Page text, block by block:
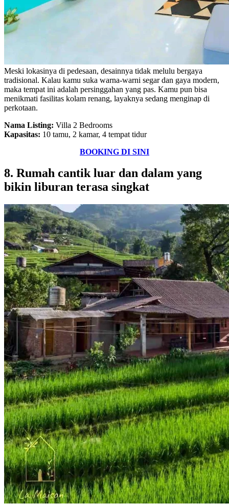
Meski lokasinya di pedesaan, desainnya tidak melulu bergaya
tradisional. Kalau kamu suka warna-warni segar dan gaya modern,
maka tempat ini adalah persinggahan yang pas. Kamu pun bisa
menikmati fasilitas kolam renang, layaknya sedang menginap di
perkotaan.
Nama Listing: Villa 2 Bedrooms
Kapasitas: 10 tamu, 2 kamar, 4 tempat tidur
BOOKING DI SINI
8. Rumah cantik luar dan dalam yang
bikin liburan terasa singkat